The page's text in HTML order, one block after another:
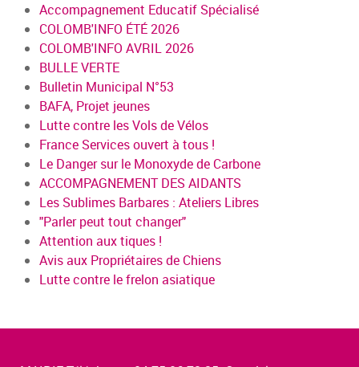
Accompagnement Educatif Spécialisé
COLOMB'INFO ÉTÉ 2026
COLOMB'INFO AVRIL 2026
BULLE VERTE
Bulletin Municipal N°53
BAFA, Projet jeunes
Lutte contre les Vols de Vélos
France Services ouvert à tous !
Le Danger sur le Monoxyde de Carbone
ACCOMPAGNEMENT DES AIDANTS
Les Sublimes Barbares : Ateliers Libres
"Parler peut tout changer"
Attention aux tiques !
Avis aux Propriétaires de Chiens
Lutte contre le frelon asiatique